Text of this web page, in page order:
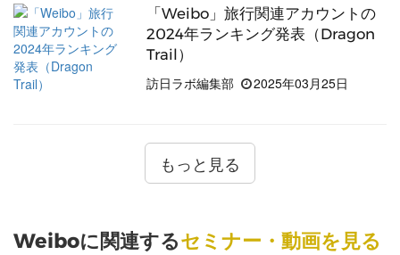
「Weibo」旅行関連アカウントの
2024年ランキング発表（Dragon
Trail）
訪日ラボ編集部
2025年03月25日
もっと見る
Weiboに関連するセミナー・動画を見る